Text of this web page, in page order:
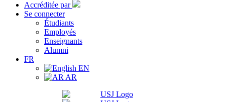
Accréditée par
Se connecter
Étudiants
Employés
Enseignants
Alumni
FR
EN
AR